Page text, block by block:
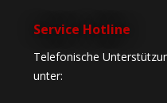
Service Hotline
Telefonische
unter: